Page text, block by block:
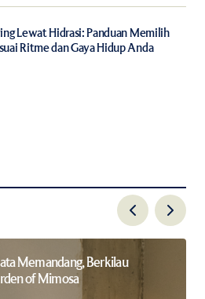
Lewat Hidrasi: Panduan Memilih
Ritme dan Gaya Hidup Anda
Memandang, Berkilau
of Mimosa